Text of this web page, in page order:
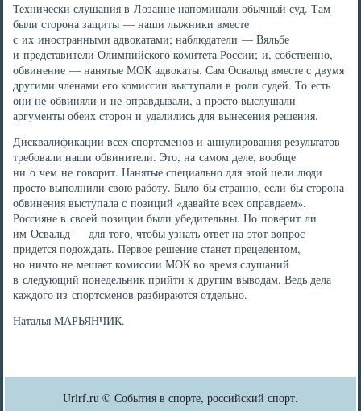
Технически слушания в Лозанне напоминали обычный суд. Там
были сторона защиты — наши лыжники вместе
с их иностранными адвокатами; наблюдатели — Вяльбе
и представители Олимпийского комитета России; и, собственно,
обвинение — нанятые МОК адвокаты. Сам Освальд вместе с двумя
другими членами его комиссии выступали в роли судей. То есть
они не обвиняли и не оправдывали, а просто выслушали
аргументы обеих сторон и удалились для вынесения решения.
Дисквалификации всех спортсменов и аннулирования результатов
требовали наши обвинители. Это, на самом деле, вообще
ни о чем не говорит. Нанятые специально для этой цели люди
просто выполнили свою работу. Было бы странно, если бы сторона
обвинения выступала с позиций «давайте всех оправдаем».
Россияне в своей позиции были убедительны. Но поверит ли
им Освальд — для того, чтобы узнать ответ на этот вопрос
придется подождать. Первое решение станет прецедентом,
но ничто не мешает комиссии МОК во время слушаний
в следующий понедельник прийти к другим выводам. Ведь дела
каждого из спортсменов разбираются отдельно.
Наталья МАРЬЯНЧИК.
Urlrf.ru © События в спорте, российский спорт.